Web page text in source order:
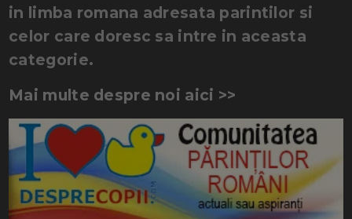
in limba romana adresata parintilor si
celor care doresc sa intre in aceasta
categorie.
Mai multe despre noi aici >>